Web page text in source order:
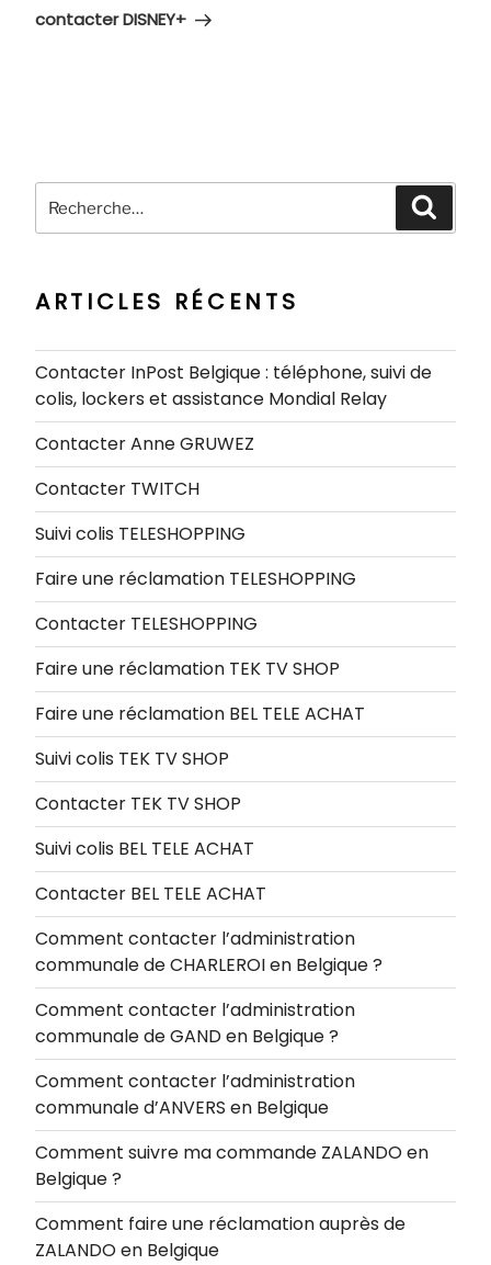
suivant
contacter DISNEY+
pour
ARTICLES RÉCENTS
Contacter InPost Belgique : téléphone, suivi de
colis, lockers et assistance Mondial Relay
Contacter Anne GRUWEZ
Contacter TWITCH
Suivi colis TELESHOPPING
Faire une réclamation TELESHOPPING
Contacter TELESHOPPING
Faire une réclamation TEK TV SHOP
Faire une réclamation BEL TELE ACHAT
Suivi colis TEK TV SHOP
Contacter TEK TV SHOP
Suivi colis BEL TELE ACHAT
Contacter BEL TELE ACHAT
Comment contacter l’administration
communale de CHARLEROI en Belgique ?
Comment contacter l’administration
communale de GAND en Belgique ?
Comment contacter l’administration
communale d’ANVERS en Belgique
Comment suivre ma commande ZALANDO en
Belgique ?
Comment faire une réclamation auprès de
ZALANDO en Belgique